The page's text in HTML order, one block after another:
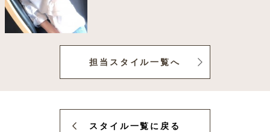
担当スタイル一覧へ
スタイル一覧に戻る